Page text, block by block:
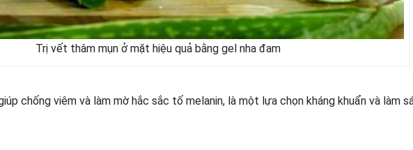
Trị vết thâm mụn ở mặt hiệu quả bằng gel nha đam
chống viêm và làm mờ hắc sắc tố melanin, là một lựa chọn kháng khuẩn và làm